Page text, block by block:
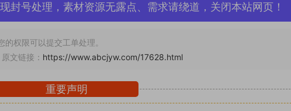
封号处理，素材资源无露点、需求请绕道，关闭本站网页！
权限可以提交工单处理。
文链接： https://www.abcjyw.com/17628.html
重要声明